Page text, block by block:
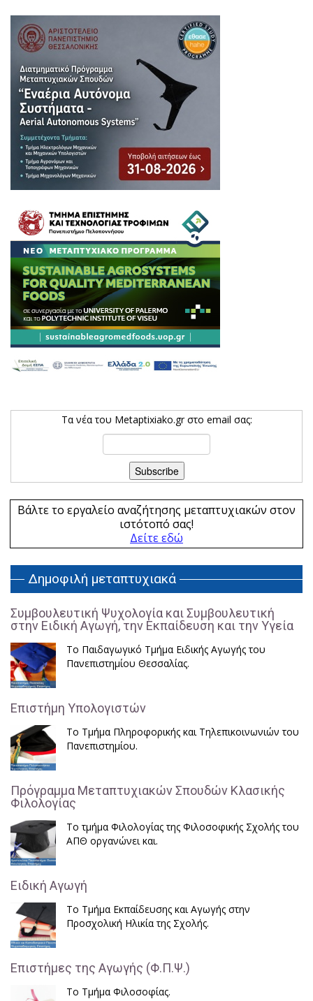
Τα νέα του Metaptixiako.gr στο email σας:
Βάλτε το εργαλείο αναζήτησης μεταπτυχιακών στον
ιστότοπό σας!
Δείτε εδώ
Δημοφιλή μεταπτυχιακά
Συμβουλευτική Ψυχολογία και Συμβουλευτική
στην Ειδική Αγωγή, την Εκπαίδευση και την Υγεία
Το Παιδαγωγικό Τμήμα Ειδικής Αγωγής του
Πανεπιστημίου Θεσσαλίας.
Επιστήμη Υπολογιστών
Το Τμήμα Πληροφορικής και Τηλεπικοινωνιών του
Πανεπιστημίου.
Πρόγραμμα Μεταπτυχιακών Σπουδών Κλασικής
Φιλολογίας
Το τμήμα Φιλολογίας της Φιλοσοφικής Σχολής του
ΑΠΘ οργανώνει και.
Ειδική Αγωγή
Το Τμήμα Εκπαίδευσης και Αγωγής στην
Προσχολική Ηλικία της Σχολής.
Επιστήμες της Αγωγής (Φ.Π.Ψ.)
Το Τμήμα Φιλοσοφίας.